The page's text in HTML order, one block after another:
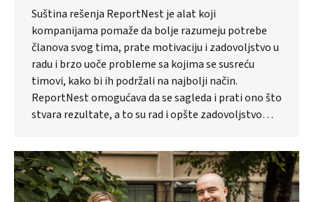
Suština rešenja ReportNest je alat koji
kompanijama pomaže da bolje razumeju potrebe
članova svog tima, prate motivaciju i zadovoljstvo u
radu i brzo uoče probleme sa kojima se susreću
timovi, kako bi ih podržali na najbolji način.
ReportNest omogućava da se sagleda i prati ono što
stvara rezultate, a to su rad i opšte zadovoljstvo…